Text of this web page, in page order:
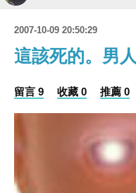
2007-10-09 20:50:29
這該死的。男人
留言 9 收藏 0 推薦 0